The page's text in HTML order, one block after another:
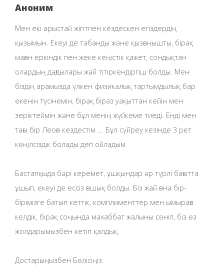
Аноним
Мен екі арыстай жігітпен кездескен егіздердің
қызымын. Екеуі де табанды және қызғанышты, бірақ
маған еркіндік пен жеке кеңістік қажет, сондықтан
олардың дағдылары жай тітіркендіргіш болды. Мен
біздің арамызда үлкен физикалық тартымдылық бар
екенін түсінемін, бірақ біраз уақыттан кейін мен
зеріктеймін және бұл менің жүйкеме тиеді. Енді мен
тағы бір Леоға кездестім ... Бұл сүйреу кезінде 3 рет
көңілсіздік болады деп ойладым.
Бастапқыда бәрі керемет, ұшқындар әр түрлі бағытта
ұшып, екеуі де ессіз ғашық болды. Біз жай ғана бір-
бірімізге батып кеттік, комплименттер мен ымыраға
келдік, бірақ соңында махаббат жалыны сөніп, біз өз
жолдарымызбен кетіп қалдық.
Достарыңызбен Бөлісіңіз: